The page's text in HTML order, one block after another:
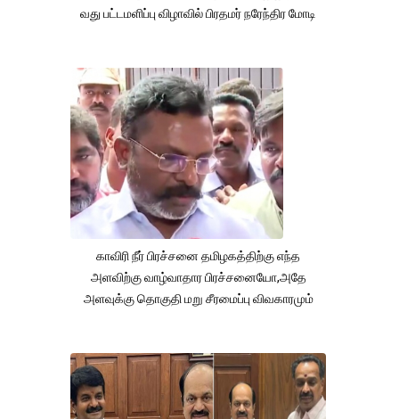
வது பட்டமளிப்பு விழாவில் பிரதமர் நரேந்திர மோடி
காவிரி நீர் பிரச்சனை தமிழகத்திற்கு எந்த
அளவிற்கு வாழ்வாதார பிரச்சனையோ,அதே
அளவுக்கு தொகுதி மறு சீரமைப்பு விவகாரமும்